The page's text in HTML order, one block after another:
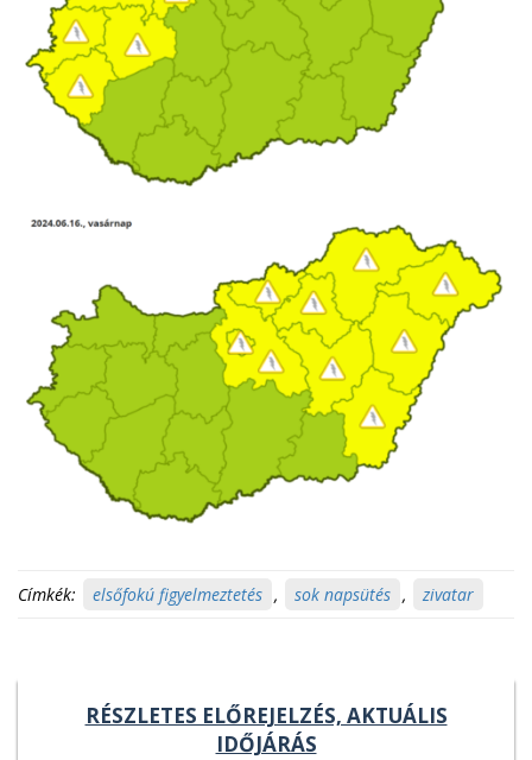
Címkék: elsőfokú figyelmeztetés , sok napsütés , zivatar
RÉSZLETES ELŐREJELZÉS, AKTUÁLIS
IDŐJÁRÁS